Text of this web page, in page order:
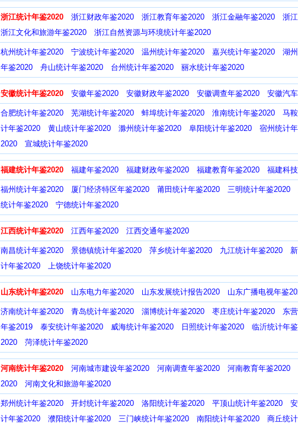
浙江统计年鉴2020 浙江财政年鉴2020 浙江教育年鉴2020 浙江金融年鉴2020 浙
浙江文化和旅游年鉴2020
浙江自然资源与环境统计年鉴2020
杭州统计年鉴2020 宁波统计年鉴2020 温州统计年鉴2020 嘉兴统计年鉴2020 湖
年鉴2020
舟山统计年鉴2020 台州统计年鉴2020 丽水统计年鉴2020
安徽统计年鉴2020 安徽年鉴2020 安徽财政年鉴2020 安徽调查年鉴2020 安徽汽
合肥统计年鉴2020 芜湖统计年鉴2020 蚌埠统计年鉴2020 淮南统计年鉴2020 马
计年鉴2020
黄山统计年鉴2020 滁州统计年鉴2020 阜阳统计年鉴2020 宿州统计
2020
宣城统计年鉴2020
福建统计年鉴2020 福建年鉴2020 福建财政年鉴2020 福建教育年鉴2020 福建科
福州统计年鉴2020 厦门经济特区年鉴2020 莆田统计年鉴2020 三明统计年鉴2020
统计年鉴2020
宁德统计年鉴2020
江西统计年鉴2020 江西年鉴2020 江西交通年鉴2020
南昌统计年鉴2020 景德镇统计年鉴2020 萍乡统计年鉴2020 九江统计年鉴2020
计年鉴2020
上饶统计年鉴2020
山东统计年鉴2020 山东电力年鉴2020 山东发展统计报告2020 山东广播电视年鉴
济南统计年鉴2020 青岛统计年鉴2020 淄博统计年鉴2020 枣庄统计年鉴2020 东
年鉴2019
泰安统计年鉴2020 威海统计年鉴2020 日照统计年鉴2020 临沂统计年
2020
菏泽统计年鉴2020
河南统计年鉴2020 河南城市建设年鉴2020 河南调查年鉴2020 河南教育年鉴2020
2020
河南文化和旅游年鉴2020
郑州统计年鉴2020 开封统计年鉴2020 洛阳统计年鉴2020 平顶山统计年鉴2020
计年鉴2020
濮阳统计年鉴2020 三门峡统计年鉴2020 南阳统计年鉴2020 商丘统